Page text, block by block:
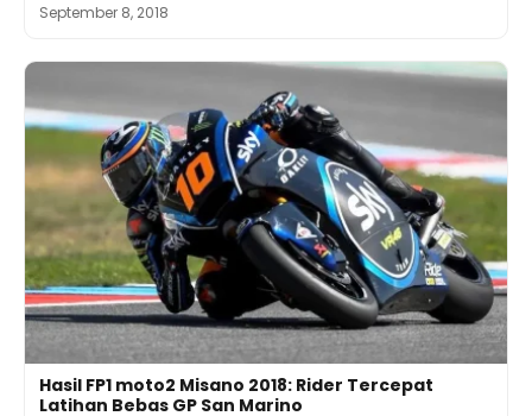
September 8, 2018
Hasil FP1 moto2 Misano 2018: Rider Tercepat
Latihan Bebas GP San Marino